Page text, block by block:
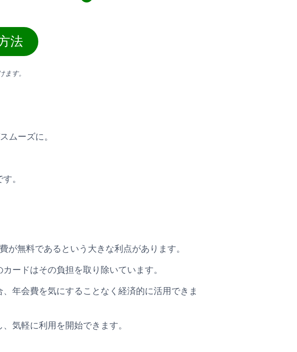
法
ます。
ムーズに。
。
が無料であるという大きな利点があります。
ードはその負担を取り除いています。
年会費を気にすることなく経済的に活用できま
気軽に利用を開始できます。